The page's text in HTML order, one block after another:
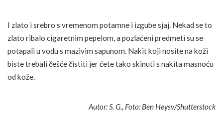
I zlato i srebro s vremenom potamne i izgube sjaj. Nekad se to
zlato ribalo cigaretnim pepelom, a pozlaćeni predmeti su se
potapali u vodu s mazivim sapunom. Nakit koji nosite na koži
biste trebali češće čistiti jer ćete tako skinuti s nakita masnoću
od kože.
Autor: S. G., Foto: Ben Heysv/Shutterstock